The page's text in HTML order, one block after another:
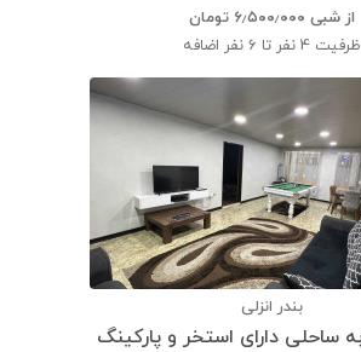
از شبی ۶٫۵۰۰٫۰۰۰ تومان
ظرفیت 4 نفر تا 6 نفر اضافه
بندر انزلی